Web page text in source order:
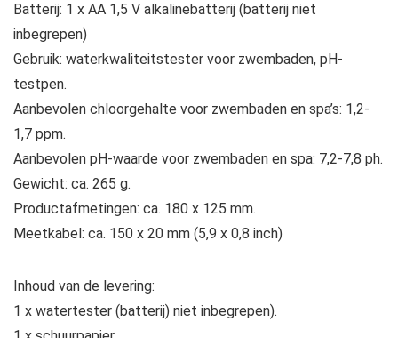
Batterij: 1 x AA 1,5 V alkalinebatterij (batterij niet
inbegrepen)
Gebruik: waterkwaliteitstester voor zwembaden, pH-
testpen.
Aanbevolen chloorgehalte voor zwembaden en spa’s: 1,2-
1,7 ppm.
Aanbevolen pH-waarde voor zwembaden en spa: 7,2-7,8 ph.
Gewicht: ca. 265 g.
Productafmetingen: ca. 180 x 125 mm.
Meetkabel: ca. 150 x 20 mm (5,9 x 0,8 inch)
Inhoud van de levering:
1 x watertester (batterij) niet inbegrepen).